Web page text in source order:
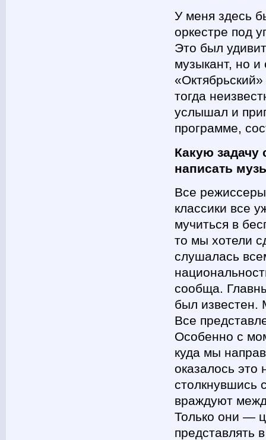
У меня здесь
оркестре под
Это был
музыкант, но и
тогда
услышал и
программе,
Какую задачу
написать
Все
классики все
мучиться в
то мы хотели
слушалась
сообща.
был известен.
Все
Особенно с
куда мы
оказалось это
столкнувшись
враждуют
Только они —
представлять